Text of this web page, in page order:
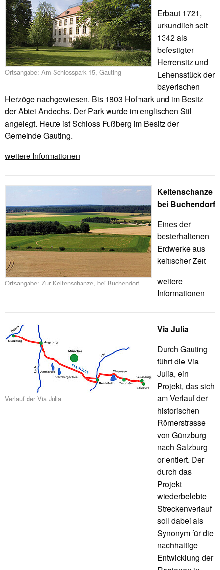
Ortsangabe: Am Schlosspark 15, Gauting
Erbaut 1721,
urkundlich seit
1342 als
befestigter
Herrensitz und
Lehensstück der
bayerischen
Herzöge nachgewiesen. Bis 1803 Hofmark und im Besitz
der Abtei Andechs. Der Park wurde im englischen Stil
angelegt. Heute ist Schloss Fußberg im Besitz der
Gemeinde Gauting.
weitere Informationen
Ortsangabe: Zur Keltenschanze, bei Buchendorf
Keltenschanze
bei Buchendorf
Eines der
besterhaltenen
Erdwerke aus
keltischer Zeit
weitere
Informationen
Verlauf der Via Julia
Via Julia
Durch Gauting
führt die Via
Julia, ein
Projekt, das sich
am Verlauf der
historischen
Römerstrasse
von Günzburg
nach Salzburg
orientiert. Der
durch das
Projekt
wiederbelebte
Streckenverlauf
soll dabei als
Synonym für die
nachhaltige
Entwicklung der